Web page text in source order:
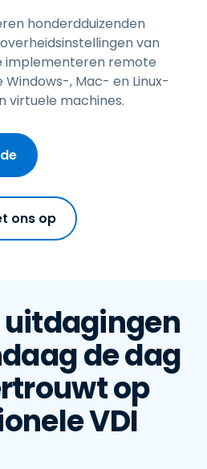
honderdduizenden
van
implementeren remote
, Mac- en Linux-
virtuele machines.
ons op
uitdagingen
de dag
op
VDI